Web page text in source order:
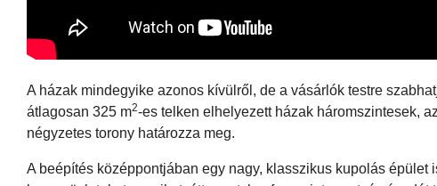
A házak mindegyike azonos kívülről, de a vásárlók testre
átlagosan 325 m2-es telken elhelyezett házak háromszintesek,
négyzetes torony határozza meg.
A beépítés középpontjában egy nagy, klasszikus kupolás